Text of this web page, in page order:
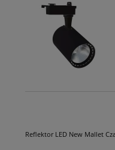
Reflektor LED New Mallet